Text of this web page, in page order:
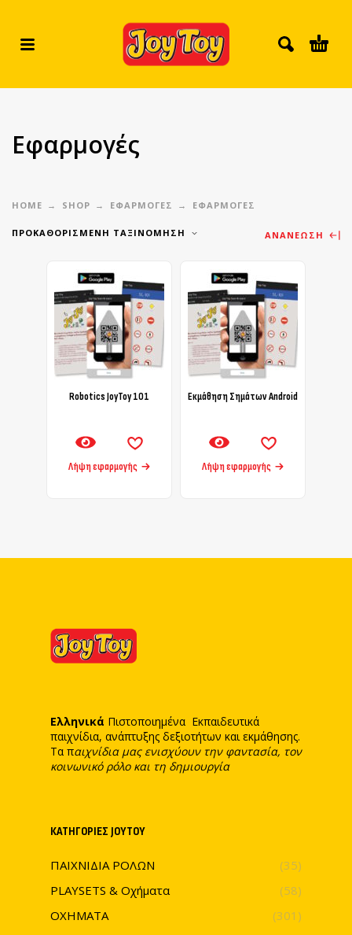
Εφαρμογές
HOME SHOP ΕΦΑΡΜΟΓΕΣ ΕΦΑΡΜΟΓΈΣ
ΠΡΟΚΑΘΟΡΙΣΜΈΝΗ ΤΑΞΙΝΌΜΗΣΗ ΑΝΑΝΈΩΣΗ
Robotics JoyToy 101
Λήψη εφαρμογής
Εκμάθηση Σημάτων Android
Λήψη εφαρμογής
Ελληνικά Πιστοποιημένα Εκπαιδευτικά
παιχνίδια, ανάπτυξης δεξιοτήτων και εκμάθησης.
Τα παιχνίδια μας ενισχύουν την φαντασία, τον
κοινωνικό ρόλο και τη δημιουργία
ΚΑΤΗΓΟΡΊΕΣ JOYTOY
ΠΑΙΧΝΙΔΙΑ ΡΟΛΩΝ
(35)
PLAYSETS & Οχήματα
(58)
ΟΧΗΜΑΤΑ
(301)